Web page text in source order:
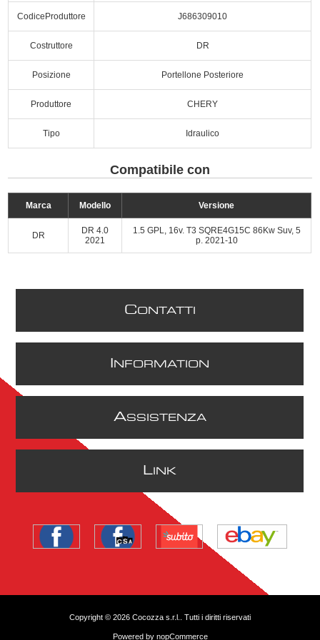
CodiceProduttore J686309010
Costruttore DR
Posizione Portellone Posteriore
Produttore CHERY
Tipo Idraulico
Compatibile con
Marca Modello Versione
DR
DR 4.0
2021
1.5 GPL, 16v. T3 SQRE4G15C 86Kw Suv, 5
p. 2021-10
CONTATTI
NFORMATION
ASSISTENZA
L INK
Copyright © 2026 Cocozza s.r.l.. Tutti i diritti riservati
Powered by nopCommerce